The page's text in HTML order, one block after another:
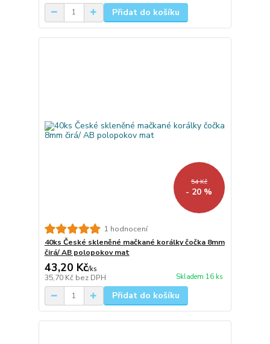
Přidat do košíku
54 Kč
- 20 %
1 hodnocení
40ks České skleněné mačkané korálky čočka 8mm
čirá/ AB polopokov mat
43,20 Kč/ks
35,70 Kč bez DPH Skladem 16 ks
Přidat do košíku